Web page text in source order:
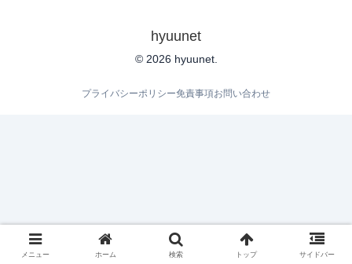
hyuunet
© 2026 hyuunet.
プライバシーポリシー免責事項お問い合わせ
メニュー ホーム 検索 トップ サイドバー